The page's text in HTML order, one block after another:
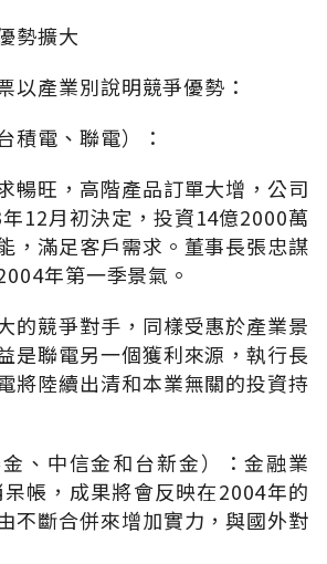
勢擴大
以產業別說明競爭優勢：
積電、聯電）：
暢旺，高階產品訂單大增，公司
12月初決定，投資14億2000萬
，滿足客戶需求。董事長張忠謀
年第一季景氣。
的競爭對手，同樣受惠於產業景
是聯電另一個獲利來源，執行長
將陸續出清和本業無關的投資持
、中信金和台新金）：金融業
帳，成果將會反映在2004年的
不斷合併來增加實力，與國外對